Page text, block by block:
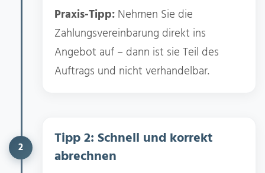
Praxis-Tipp: Nehmen Sie die
Zahlungsvereinbarung direkt ins
Angebot auf – dann ist sie Teil des
Auftrags und nicht verhandelbar.
2
Tipp 2: Schnell und korrekt
abrechnen